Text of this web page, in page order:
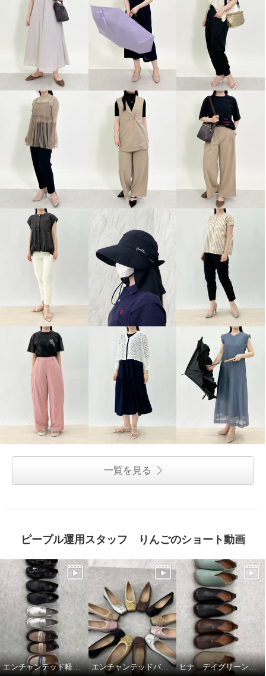
一覧を見る
ピープル運用スタッフ りんごのショート動画
エンチャンテッド軽量コインローファー エンチャンテッドバレエシューズ ヒナ デイグリーン 上質素材が足をつつむ オブリークトゥシューズ